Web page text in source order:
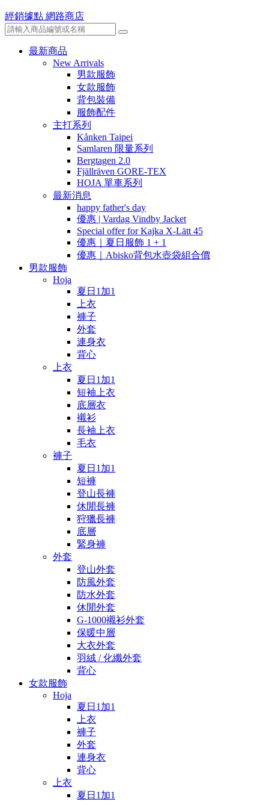
經銷據點 網路商店
最新商品
New Arrivals
男款服飾
女款服飾
背包裝備
服飾配件
主打系列
Kånken Taipei
Samlaren 限量系列
Bergtagen 2.0
Fjällräven GORE-TEX
HOJA 單車系列
最新消息
happy father's day
優惠 | Vardag Vindby Jacket
Special offer for Kajka X-Lätt 45
優惠｜夏日服飾 1 + 1
優惠｜Abisko背包水壺袋組合價
男款服飾
Hoja
夏日1加1
上衣
褲子
外套
連身衣
背心
上衣
夏日1加1
短袖上衣
底層衣
襯衫
長袖上衣
毛衣
褲子
夏日1加1
短褲
登山長褲
休閒長褲
狩獵長褲
底層
緊身褲
外套
登山外套
防風外套
防水外套
休閒外套
G-1000襯衫外套
保暖中層
大衣外套
羽絨 / 化纖外套
背心
女款服飾
Hoja
夏日1加1
上衣
褲子
外套
連身衣
背心
上衣
夏日1加1